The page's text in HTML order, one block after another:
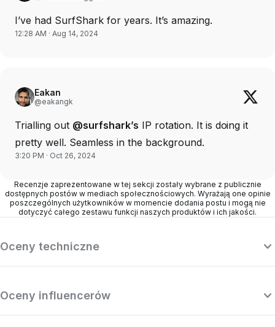
I’ve had SurfShark for years. It’s amazing.
12:28 AM · Aug 14, 2024
Eakan
@eakangk
Trialling out @surfshark’s IP rotation. It is doing it
pretty well. Seamless in the background.
3:20 PM · Oct 26, 2024
Recenzje zaprezentowane w tej sekcji zostały wybrane z publicznie
dostępnych postów w mediach społecznościowych. Wyrażają one opinie
poszczególnych użytkowników w momencie dodania postu i mogą nie
dotyczyć całego zestawu funkcji naszych produktów i ich jakości.
Oceny techniczne
Oceny influencerów